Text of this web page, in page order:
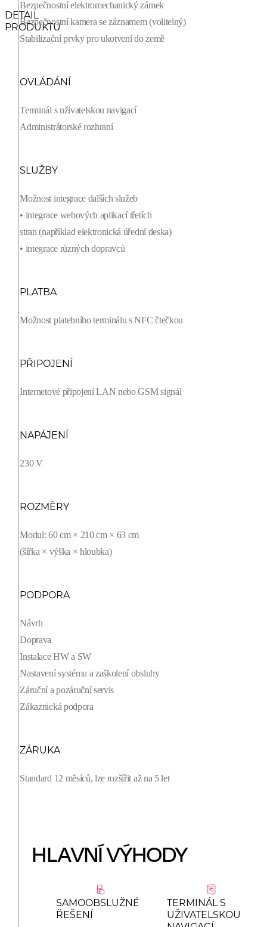
DETAIL
PRODUKTU
Bezpečnostní elektromechanický zámek
Bezpečnostní kamera se záznamem (volitelný)
Stabilizační prvky pro ukotvení do země
OVLÁDÁNÍ
Terminál s uživatelskou navigací
Administrátorské rozhraní
SLUŽBY
Možnost integrace dalších služeb
• integrace webových aplikací třetích
stran (například elektronická úřední deska)
• integrace různých dopravců
PLATBA
Možnost platebního terminálu s NFC čtečkou
PŘIPOJENÍ
Internetové připojení LAN nebo GSM signál
NAPÁJENÍ
230 V
ROZMĚRY
Modul: 60 cm × 210 cm × 63 cm
(šířka × výška × hloubka)
PODPORA
Návrh
Doprava
Instalace HW a SW
Nastavení systému a zaškolení obsluhy
Záruční a pozáruční servis
Zákaznická podpora
ZÁRUKA
Standard 12 měsíců, lze rozšířit až na 5 let
HLAVNÍ VÝHODY
SAMOOBSLUŽNÉ
ŘEŠENÍ
TERMINÁL S
UŽIVATELSKOU